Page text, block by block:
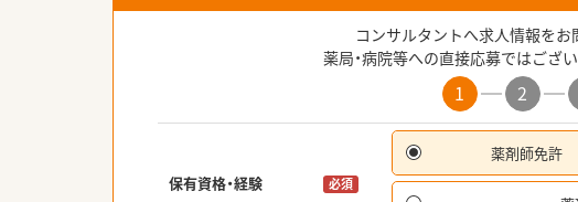
コンサルタントへ求人情報をお
薬局・病院等への直接応募ではござ
1 2
保有資格・経験 必須
薬剤師免許